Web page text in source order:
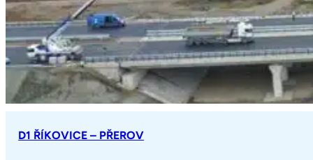
D1 ŘÍKOVICE – PŘEROV